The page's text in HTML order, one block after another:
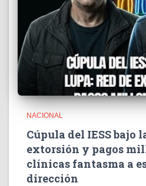
NACIONAL
Cúpula del IESS bajo
extorsión y pagos
clínicas fantasma a
dirección